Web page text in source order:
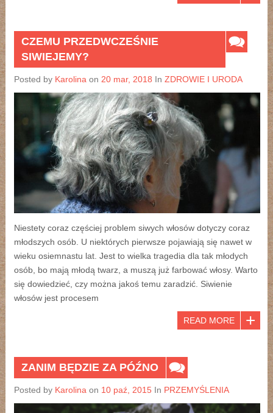
CZEMU PRZEDWCZEŚNIE
SIWIEJEMY?
Posted by Karolina on 20 mar, 2018 In ZDROWIE I URODA
Niestety coraz częściej problem siwych włosów dotyczy coraz
młodszych osób. U niektórych pierwsze pojawiają się nawet w
wieku osiemnastu lat. Jest to wielka tragedia dla tak młodych
osób, bo mają młodą twarz, a muszą już farbować włosy. Warto
się dowiedzieć, czy można jakoś temu zaradzić. Siwienie
włosów jest procesem
READ MORE
ZANIM BĘDZIE ZA PÓŹNO
Posted by Karolina on 10 paź, 2015 In PRZEMYŚLENIA